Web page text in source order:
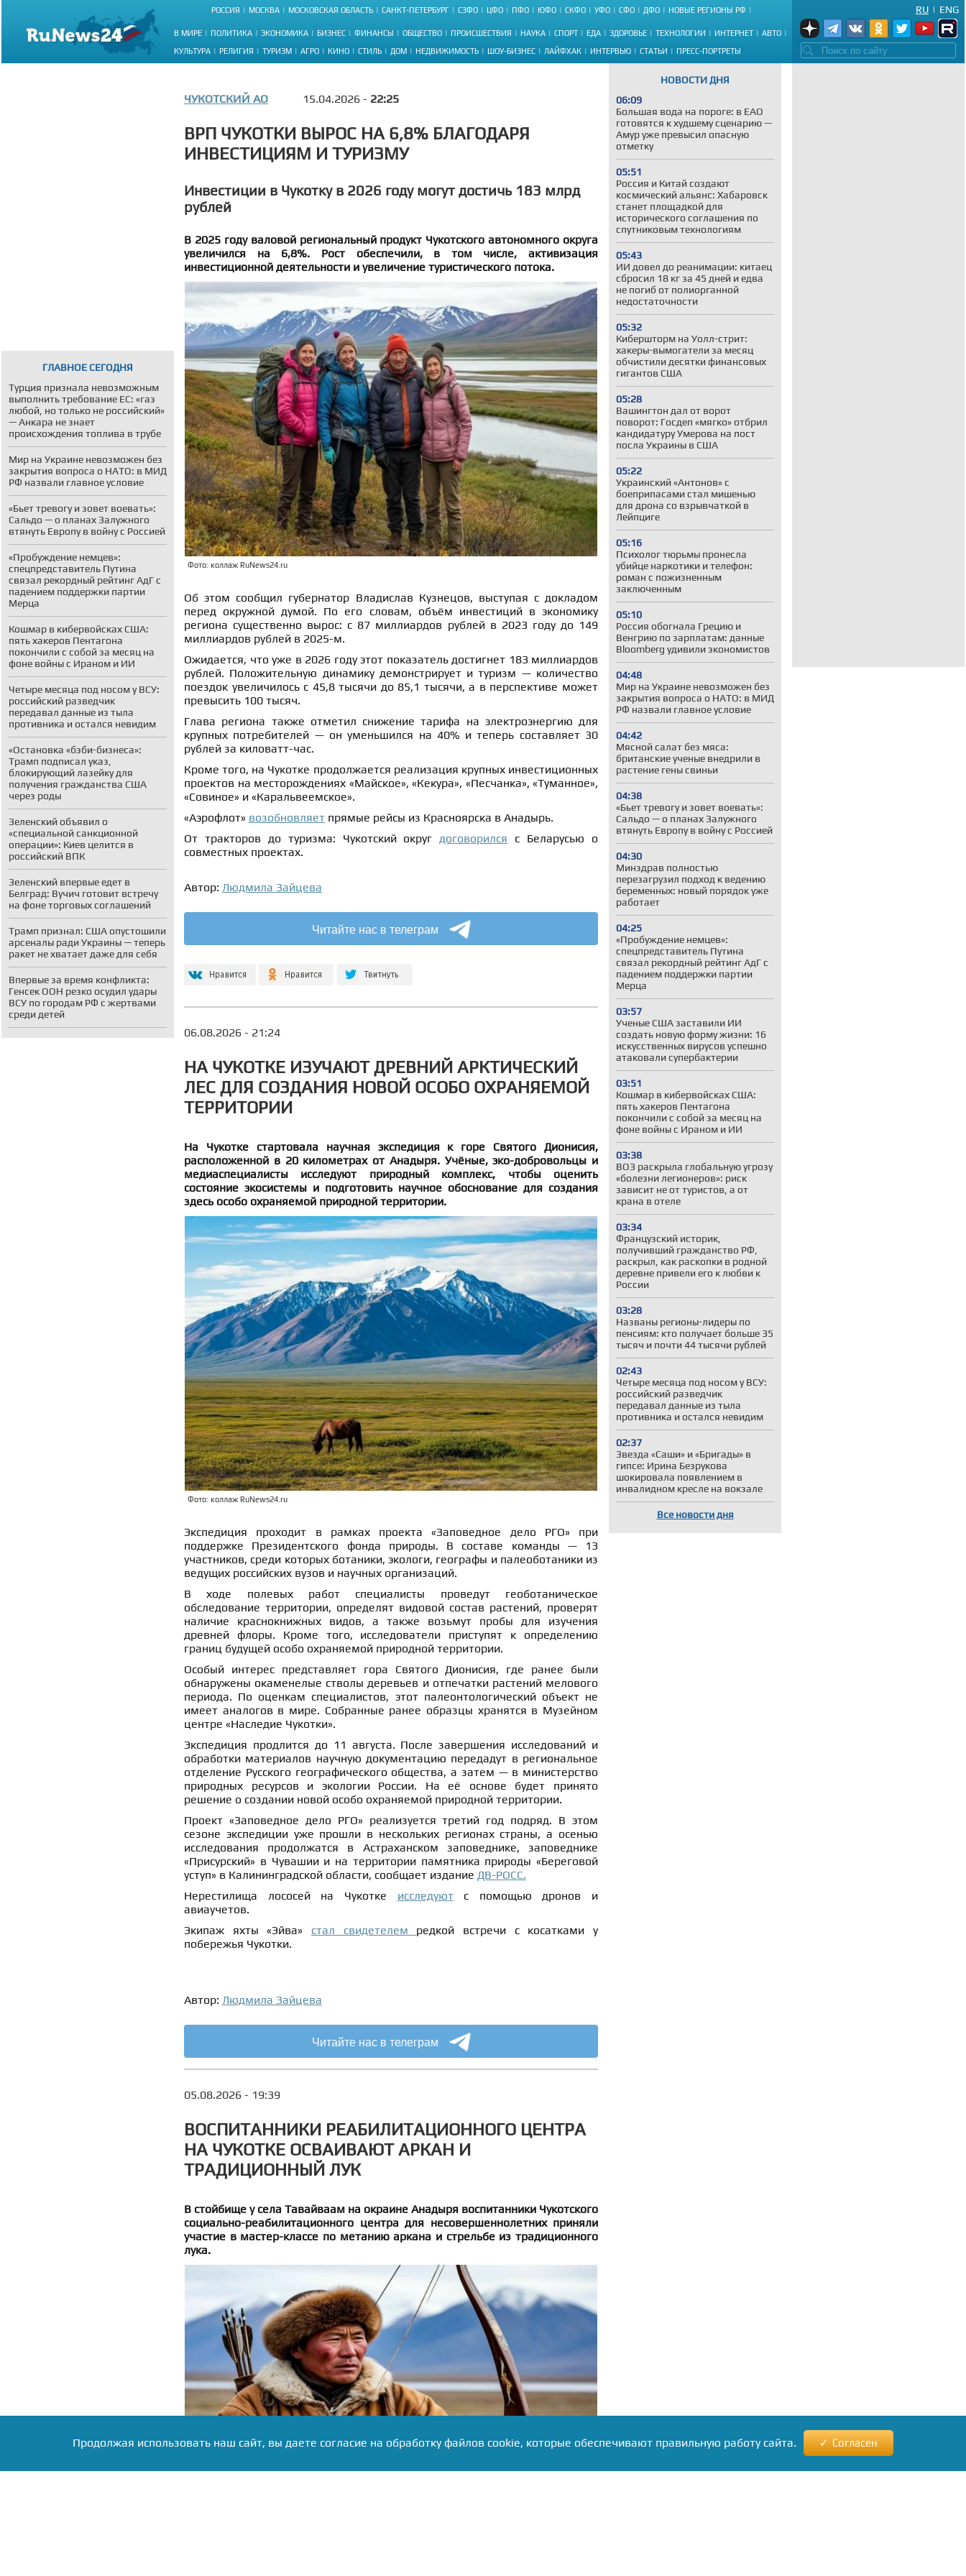
РОССИЯ МОСКВА МОСКОВСКАЯ ОБЛАСТЬ САНКТ-ПЕТЕРБУРГ СЗФО ЦФО ПФО ЮФО СКФО УФО СФО ДФО НОВЫЕ РЕГИОНЫ РФ
В МИРЕ ПОЛИТИКА ЭКОНОМИКА БИЗНЕС ФИНАНСЫ ОБЩЕСТВО ПРОИСШЕСТВИЯ НАУКА СПОРТ ЕДА ЗДОРОВЬЕ ТЕХНОЛОГИИ ИНТЕРНЕТ АВТО
КУЛЬТУРА РЕЛИГИЯ ТУРИЗМ АГРО КИНО СТИЛЬ ДОМ НЕДВИЖИМОСТЬ ШОУ-БИЗНЕС ЛАЙФХАК ИНТЕРВЬЮ СТАТЬИ ПРЕСС-ПОРТРЕТЫ
ENG
|
RU
ГЛАВНОЕ СЕГОДНЯ
Турция признала невозможным
выполнить требование ЕС: «газ
любой, но только не российский»
— Анкара не знает
происхождения топлива в трубе
Мир на Украине невозможен без
закрытия вопроса о НАТО: в МИД
РФ назвали главное условие
«Бьет тревогу и зовет воевать»:
Сальдо — о планах Залужного
втянуть Европу в войну с Россией
«Пробуждение немцев»:
спецпредставитель Путина
связал рекордный рейтинг АдГ с
падением поддержки партии
Мерца
Кошмар в кибервойсках США:
пять хакеров Пентагона
покончили с собой за месяц на
фоне войны с Ираном и ИИ
Четыре месяца под носом у ВСУ:
российский разведчик
передавал данные из тыла
противника и остался невидим
«Остановка «бэби-бизнеса»:
Трамп подписал указ,
блокирующий лазейку для
получения гражданства США
через роды
Зеленский объявил о
«специальной санкционной
операции»: Киев целится в
российский ВПК
Зеленский впервые едет в
Белград: Вучич готовит встречу
на фоне торговых соглашений
Трамп признал: США опустошили
арсеналы ради Украины — теперь
ракет не хватает даже для себя
Впервые за время конфликта:
Генсек ООН резко осудил удары
ВСУ по городам РФ с жертвами
среди детей
НОВОСТИ ДНЯ
06:09
Большая вода на пороге: в ЕАО
готовятся к худшему сценарию —
Амур уже превысил опасную
отметку
05:51
Россия и Китай создают
космический альянс: Хабаровск
станет площадкой для
исторического соглашения по
спутниковым технологиям
05:43
ИИ довел до реанимации: китаец
сбросил 18 кг за 45 дней и едва
не погиб от полиорганной
недостаточности
05:32
Кибершторм на Уолл-стрит:
хакеры-вымогатели за месяц
обчистили десятки финансовых
гигантов США
05:28
Вашингтон дал от ворот
поворот: Госдеп «мягко» отбрил
кандидатуру Умерова на пост
посла Украины в США
05:22
Украинский «Антонов» с
боеприпасами стал мишенью
для дрона со взрывчаткой в
Лейпциге
05:16
Психолог тюрьмы пронесла
убийце наркотики и телефон:
роман с пожизненным
заключенным
05:10
Россия обогнала Грецию и
Венгрию по зарплатам: данные
Bloomberg удивили экономистов
04:48
Мир на Украине невозможен без
закрытия вопроса о НАТО: в МИД
РФ назвали главное условие
04:42
Мясной салат без мяса:
британские ученые внедрили в
растение гены свиньи
04:38
«Бьет тревогу и зовет воевать»:
Сальдо — о планах Залужного
втянуть Европу в войну с Россией
04:30
Минздрав полностью
перезагрузил подход к ведению
беременных: новый порядок уже
работает
04:25
«Пробуждение немцев»:
спецпредставитель Путина
связал рекордный рейтинг АдГ с
падением поддержки партии
Мерца
03:57
Ученые США заставили ИИ
создать новую форму жизни: 16
искусственных вирусов успешно
атаковали супербактерии
03:51
Кошмар в кибервойсках США:
пять хакеров Пентагона
покончили с собой за месяц на
фоне войны с Ираном и ИИ
03:38
ВОЗ раскрыла глобальную угрозу
«болезни легионеров»: риск
зависит не от туристов, а от
крана в отеле
03:34
Французский историк,
получивший гражданство РФ,
раскрыл, как раскопки в родной
деревне привели его к любви к
России
03:28
Названы регионы-лидеры по
пенсиям: кто получает больше 35
тысяч и почти 44 тысячи рублей
02:43
Четыре месяца под носом у ВСУ:
российский разведчик
передавал данные из тыла
противника и остался невидим
02:37
Звезда «Саши» и «Бригады» в
гипсе: Ирина Безрукова
шокировала появлением в
инвалидном кресле на вокзале
Все новости дня
ЧУКОТСКИЙ АО 15.04.2026 - 22:25
ВРП ЧУКОТКИ ВЫРОС НА 6,8% БЛАГОДАРЯ
ИНВЕСТИЦИЯМ И ТУРИЗМУ
Инвестиции в Чукотку в 2026 году могут достичь 183 млрд
рублей
В 2025 году валовой региональный продукт Чукотского автономного округа
увеличился на 6,8%. Рост обеспечили, в том числе, активизация
инвестиционной деятельности и увеличение туристического потока.
Фото: коллаж RuNews24.ru
Об этом сообщил губернатор Владислав Кузнецов, выступая с докладом
перед окружной думой. По его словам, объём инвестиций в экономику
региона существенно вырос: с 87 миллиардов рублей в 2023 году до 149
миллиардов рублей в 2025-м.
Ожидается, что уже в 2026 году этот показатель достигнет 183 миллиардов
рублей. Положительную динамику демонстрирует и туризм — количество
поездок увеличилось с 45,8 тысячи до 85,1 тысячи, а в перспективе может
превысить 100 тысяч.
Глава региона также отметил снижение тарифа на электроэнергию для
крупных потребителей — он уменьшился на 40% и теперь составляет 30
рублей за киловатт-час.
Кроме того, на Чукотке продолжается реализация крупных инвестиционных
проектов на месторождениях «Майское», «Кекура», «Песчанка», «Туманное»,
«Совиное» и «Каральвеемское».
«Аэрофлот» возобновляет прямые рейсы из Красноярска в Анадырь.
От тракторов до туризма: Чукотский округдоговорился с Беларусью о
совместных проектах.
Автор: Людмила Зайцева
Читайте нас в телеграм
06.08.2026 - 21:24
НА ЧУКОТКЕ ИЗУЧАЮТ ДРЕВНИЙ АРКТИЧЕСКИЙ
ЛЕС ДЛЯ СОЗДАНИЯ НОВОЙ ОСОБО ОХРАНЯЕМОЙ
ТЕРРИТОРИИ
На Чукотке стартовала научная экспедиция к горе Святого Дионисия,
расположенной в 20 километрах от Анадыря. Учёные, эко-добровольцы и
медиаспециалисты исследуют природный комплекс, чтобы оценить
состояние экосистемы и подготовить научное обоснование для создания
здесь особо охраняемой природной территории.
Фото: коллаж RuNews24.ru
Экспедиция проходит в рамках проекта «Заповедное дело РГО» при
поддержке Президентского фонда природы. В составе команды — 13
участников, среди которых ботаники, экологи, географы и палеоботаники из
ведущих российских вузов и научных организаций.
В ходе полевых работ специалисты проведут геоботаническое
обследование территории, определят видовой состав растений, проверят
наличие краснокнижных видов, а также возьмут пробы для изучения
древней флоры. Кроме того, исследователи приступят к определению
границ будущей особо охраняемой природной территории.
Особый интерес представляет гора Святого Дионисия, где ранее были
обнаружены окаменелые стволы деревьев и отпечатки растений мелового
периода. По оценкам специалистов, этот палеонтологический объект не
имеет аналогов в мире. Собранные ранее образцы хранятся в Музейном
центре «Наследие Чукотки».
Экспедиция продлится до 11 августа. После завершения исследований и
обработки материалов научную документацию передадут в региональное
отделение Русского географического общества, а затем — в министерство
природных ресурсов и экологии России. На её основе будет принято
решение о создании новой особо охраняемой природной территории.
Проект «Заповедное дело РГО» реализуется третий год подряд. В этом
сезоне экспедиции уже прошли в нескольких регионах страны, а осенью
исследования продолжатся в Астраханском заповеднике, заповеднике
«Присурский» в Чувашии и на территории памятника природы «Береговой
уступ» в Калининградской области, сообщает издание ДВ-РОСС.
Нерестилища лососей на Чукотке исследуютс помощью дронов и
авиаучетов.
Экипаж яхты «Эйва» стал свидетелем редкой встречи с косатками у
побережья Чукотки.
Автор: Людмила Зайцева
Читайте нас в телеграм
05.08.2026 - 19:39
ВОСПИТАННИКИ РЕАБИЛИТАЦИОННОГО ЦЕНТРА
НА ЧУКОТКЕ ОСВАИВАЮТ АРКАН И
ТРАДИЦИОННЫЙ ЛУК
В стойбище у села Тавайваам на окраине Анадыря воспитанники Чукотского
социально-реабилитационного центра для несовершеннолетних приняли
участие в мастер-классе по метанию аркана и стрельбе из традиционного
лука.
Продолжая использовать наш сайт, вы даете согласие на обработку файлов cookie, которые обеспечивают правильную работу сайта. Согласен